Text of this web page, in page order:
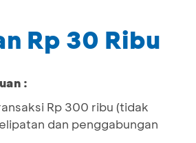
Rp 30 Ribu
:
Rp 300 ribu (tidak
dan penggabungan